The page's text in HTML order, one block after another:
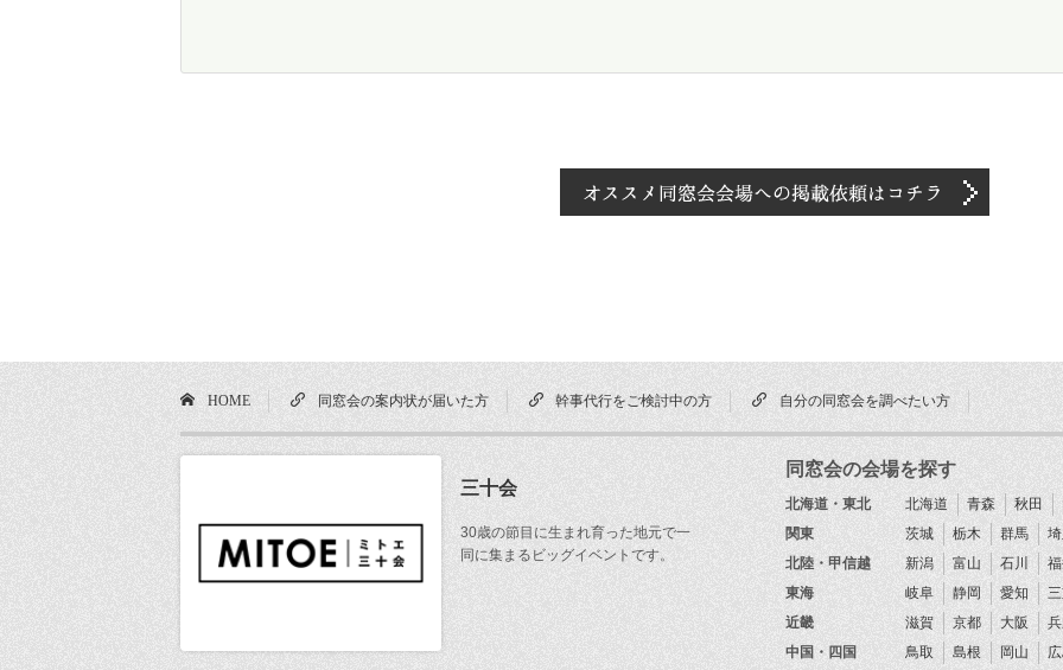
HOME 同窓会の案内状が届いた方 幹事代行をご検討中の方 自分の同窓会を調べたい方
三十会
30歳の節目に生まれ育った地元で一
同に集まるビッグイベントです。
同窓会の会場を探す
北海道・東北 北海道 青森 秋田
関東
茨城 栃木 群馬
北陸・甲信越
新潟 富山 石川
東海
岐阜 静岡 愛知
近畿
滋賀 京都 大阪
中国・四国
鳥取 島根 岡山